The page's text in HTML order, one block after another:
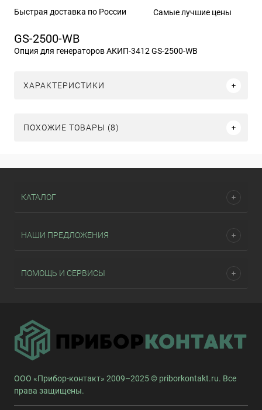
Быстрая доставка по России Самые лучшие цены
GS-2500-WB
Опция для генераторов АКИП-3412 GS-2500-WB
ХАРАКТЕРИСТИКИ
ПОХОЖИЕ ТОВАРЫ (8)
КАТАЛОГ
НАШИ ПРЕДЛОЖЕНИЯ
ПОМОЩЬ И СЕРВИСЫ
ООО «Прибор-контакт» 2009–2025 © priborkontakt.ru. Все
права защищены.